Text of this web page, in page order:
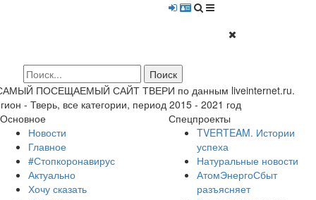
ПОСЕЩАЕМЫЙ САЙТ ТВЕРИ по данным liveinternet.ru.
- Тверь, все категории, период 2015 - 2021 год
Основное
Новости
Главное
#Стопкоронавирус
Актуально
Хочу сказать
Спецпроекты
TVERTEAM. Истории
успеха
Натуральные новости
АтомЭнергоСбыт
разъясняет